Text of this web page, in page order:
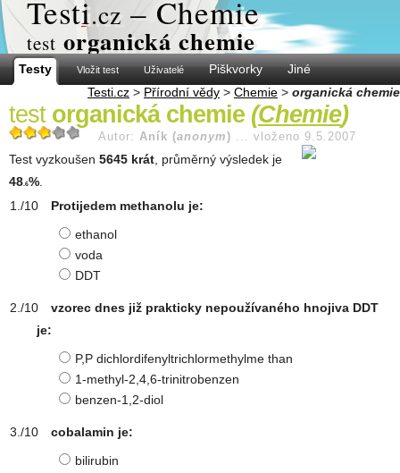
Testi.cz – Chemie
test organická chemie
Testy Vložit test Uživatelé Piškvorky
Jiné
Testi.cz > Přírodní vědy > Chemie > organická chemie
test organická chemie (Chemie)
Autor: Aník (anonym ) ... vloženo 9.5.2007
Test vyzkoušen 5645 krát , průměrný výsledek je
48 .6%
Protijedem methanolu je:
ethanol
voda
DDT
vzorec dnes již prakticky nepoužívaného hnojiva DDT
je:
P,P dichlordifenyltrichlormethylme than
1-methyl-2,4,6-trinitrobenzen
benzen-1,2-diol
cobalamin je:
bilirubin